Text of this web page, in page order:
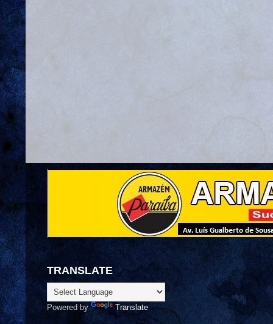
TRANSLATE
Powered by Translate